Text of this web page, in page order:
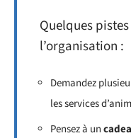
Quelques
l’organisation :
Demandez
les services
Pensez à un